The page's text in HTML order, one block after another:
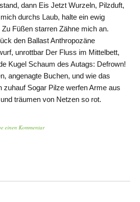
dann Eis Jetzt Wurzeln, Pilzduft,
durchs Laub, halte ein ewig
Füßen starren Zähne mich an.
den Ballast Anthropozäne
unrottbar Der Fluss im Mittelbett,
Kugel Schaum des Autags: Defrown!
angenagte Buchen, und wie das
zuhauf Sogar Pilze werfen Arme aus
und träumen von Netzen so rot.
einen Kommentar